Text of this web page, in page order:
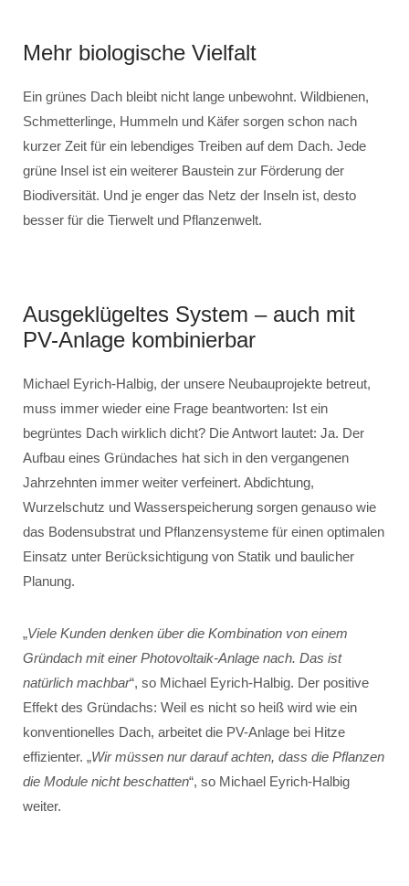
Mehr biologische Vielfalt
Ein grünes Dach bleibt nicht lange unbewohnt. Wildbienen,
Schmetterlinge, Hummeln und Käfer sorgen schon nach
kurzer Zeit für ein lebendiges Treiben auf dem Dach. Jede
grüne Insel ist ein weiterer Baustein zur Förderung der
Biodiversität. Und je enger das Netz der Inseln ist, desto
besser für die Tierwelt und Pflanzenwelt.
Ausgeklügeltes System – auch mit
PV-Anlage kombinierbar
Michael Eyrich-Halbig, der unsere Neubauprojekte betreut,
muss immer wieder eine Frage beantworten: Ist ein
begrüntes Dach wirklich dicht? Die Antwort lautet: Ja. Der
Aufbau eines Gründaches hat sich in den vergangenen
Jahrzehnten immer weiter verfeinert. Abdichtung,
Wurzelschutz und Wasserspeicherung sorgen genauso wie
das Bodensubstrat und Pflanzensysteme für einen optimalen
Einsatz unter Berücksichtigung von Statik und baulicher
Planung.
„Viele Kunden denken über die Kombination von einem
Gründach mit einer Photovoltaik-Anlage nach. Das ist
natürlich machbar“, so Michael Eyrich-Halbig. Der positive
Effekt des Gründachs: Weil es nicht so heiß wird wie ein
konventionelles Dach, arbeitet die PV-Anlage bei Hitze
effizienter. „Wir müssen nur darauf achten, dass die Pflanzen
die Module nicht beschatten“, so Michael Eyrich-Halbig
weiter.